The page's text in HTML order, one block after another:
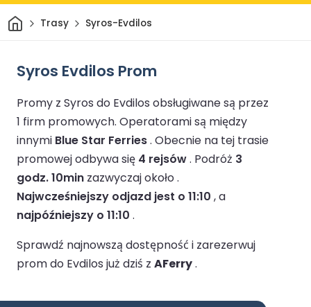
DomTrasy Syros-Evdilos
Syros Evdilos Prom
Promy z Syros do Evdilos obsługiwane są przez
1 firm promowych. Operatorami są między
innymi Blue Star Ferries. Obecnie na tej trasie
promowej odbywa się 4 rejsów. Podróż 3
godz. 10min zazwyczaj około .
Najwcześniejszy odjazd jest o 11:10 , a
najpóźniejszy o 11:10 .
Sprawdź najnowszą dostępność i zarezerwuj
prom do Evdilos już dziś z AFerry.